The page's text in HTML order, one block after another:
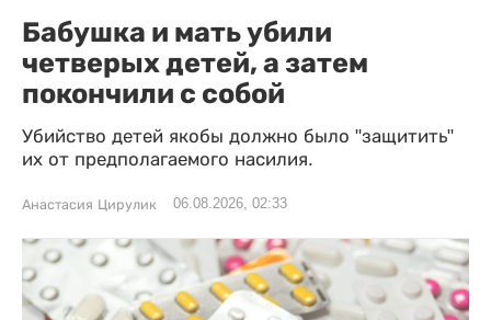
Бабушка и мать убили
четверых детей, а затем
покончили с собой
Убийство детей якобы должно было "защитить"
их от предполагаемого насилия.
Анастасия Цирулик 06.08.2026, 02:33